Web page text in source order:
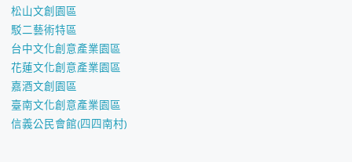
松山文創園區
駁二藝術特區
台中文化創意產業園區
花蓮文化創意產業園區
嘉酒文創園區
臺南文化創意產業園區
信義公民會館(四四南村)